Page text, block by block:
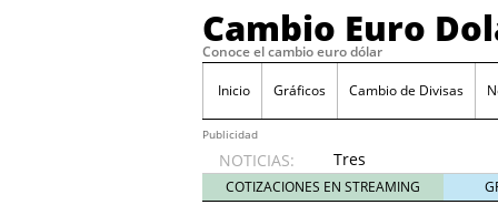
Cambio Euro
Conoce el cambio euro dólar
Inicio Gráficos Cambio de Divisas
Publicidad
NOTICIAS:
Tres
escenarios
posibles
COTIZACIONES EN STREAMING